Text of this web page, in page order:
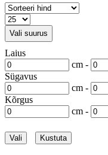
Vali suurus
Laius
cm -
Sügavus
cm -
Kõrgus
cm -
Vali Kustuta